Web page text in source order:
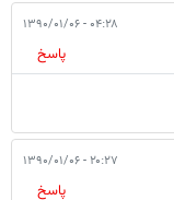
۰۴:۲۸ - ۱۳۹۰/۰۱/۰۶
پاسخ
۲۰:۲۷ - ۱۳۹۰/۰۱/۰۶
پاسخ